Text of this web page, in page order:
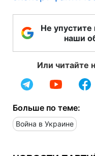
Не
наши
Или читайте
Больше по теме:
Война в Украине